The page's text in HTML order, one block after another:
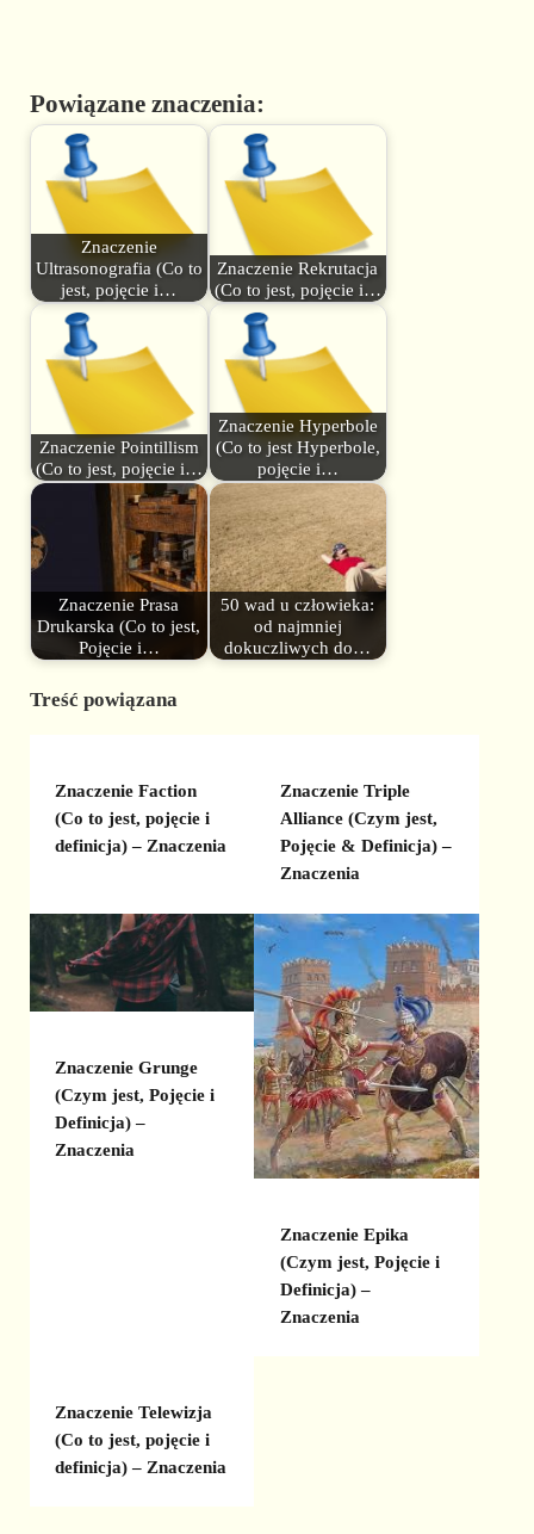
Powiązane znaczenia:
Znaczenie
Ultrasonografia (Co to
jest, pojęcie i…
Znaczenie Rekrutacja
(Co to jest, pojęcie i…
Znaczenie Pointillism
(Co to jest, pojęcie i…
Znaczenie Hyperbole
(Co to jest Hyperbole,
pojęcie i…
Znaczenie Prasa
Drukarska (Co to jest,
Pojęcie i…
50 wad u człowieka:
od najmniej
dokuczliwych do…
Treść powiązana
Znaczenie Faction
(Co to jest, pojęcie i
definicja) – Znaczenia
Znaczenie Triple
Alliance (Czym jest,
Pojęcie & Definicja) –
Znaczenia
Znaczenie Grunge
(Czym jest, Pojęcie i
Definicja) –
Znaczenia
Znaczenie Epika
(Czym jest, Pojęcie i
Definicja) –
Znaczenia
Znaczenie Telewizja
(Co to jest, pojęcie i
definicja) – Znaczenia